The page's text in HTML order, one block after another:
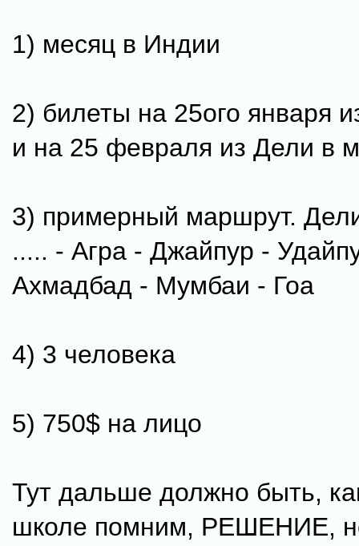
1) месяц в Индии
2) билеты на 25ого января
и на 25 февраля из Дели в
3) примерный маршрут.
..... - Агра - Джайпур -
Ахмадбад - Мумбаи - Гоа
4) 3 человека
5) 750$ на лицо
Тут дальше должно быть,
школе помним, РЕШЕНИЕ,